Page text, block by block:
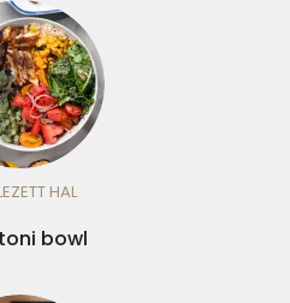
HAL
bowl